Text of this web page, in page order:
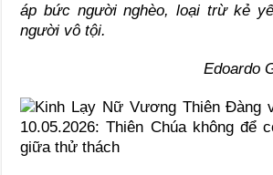
áp bức người nghèo, loại trừ kẻ
người vô tội.
Edoardo